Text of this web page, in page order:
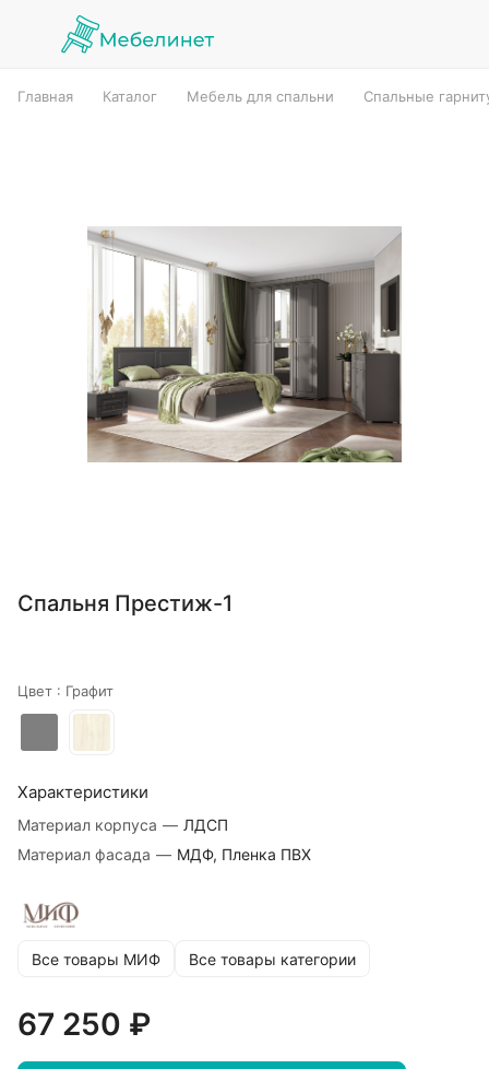
Главная Каталог Мебель для спальни Спальные
Спальня Престиж-1
Цвет : Графит
Характеристики
Материал корпуса — ЛДСП
Материал фасада — МДФ, Пленка ПВХ
Все товары МИФ Все товары категории
67 250 ₽